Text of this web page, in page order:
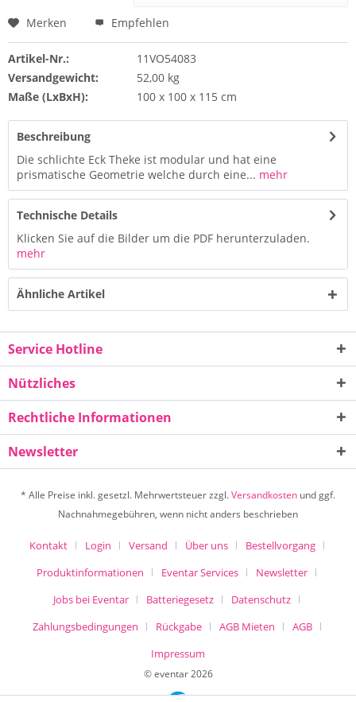
Merken Empfehlen
Artikel-Nr.:
11VO54083
Versandgewicht:
52,00 kg
Maße (LxBxH):
100 x 100 x 115 cm
Beschreibung
Die schlichte Eck Theke ist modular und hat eine
prismatische Geometrie welche durch eine... mehr
Technische Details
Klicken Sie auf die Bilder um die PDF herunterzuladen.
mehr
Ähnliche Artikel
Service Hotline
Nützliches
Rechtliche Informationen
Newsletter
* Alle Preise inkl. gesetzl. Mehrwertsteuer zzgl.Versandkosten und ggf.
Nachnahmegebühren, wenn nicht anders beschrieben
Kontakt Login Versand Über uns
Bestellvorgang
Produktinformationen
Eventar Services
Newsletter
Jobs bei Eventar
Batteriegesetz
Datenschutz
Zahlungsbedingungen
Rückgabe AGB Mieten
AGB
Impressum
© eventar 2026